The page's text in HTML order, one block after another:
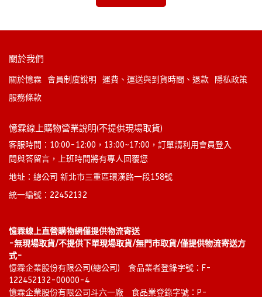
關於我們
關於憶霖 會員制度說明 運費、運送與到貨時間、退款
隱私政策
服務條款
憶霖線上購物營業說明(不提供現場取貨)
客服時間：10:00-12:00，13:00~17:00，訂單請利用會員登入
問與答留言，上班時間將有專人回覆您
地址：總公司 新北市三重區環漢路一段158號
統一編號：22452132
憶霖線上直營購物網僅提供物流寄送
-無現場取貨/不提供下單現場取貨/無門市取貨/僅提供物流寄送方
式-
憶霖企業股份有限公司(總公司)　食品業者登錄字號：F-
122452132-00000-4
憶霖企業股份有限公司斗六一廠　食品業登錄字號：P-